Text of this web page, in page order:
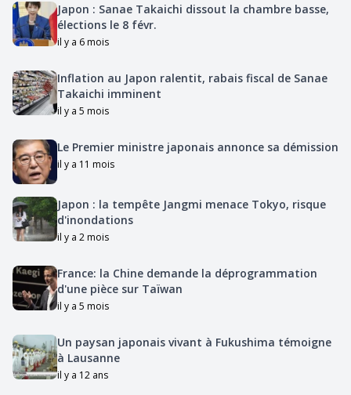
Japon : Sanae Takaichi dissout la chambre basse,
élections le 8 févr.
il y a 6 mois
Inflation au Japon ralentit, rabais fiscal de Sanae
Takaichi imminent
il y a 5 mois
Le Premier ministre japonais annonce sa démission
il y a 11 mois
Japon : la tempête Jangmi menace Tokyo, risque
d'inondations
il y a 2 mois
France: la Chine demande la déprogrammation
d'une pièce sur Taïwan
il y a 5 mois
Un paysan japonais vivant à Fukushima témoigne
à Lausanne
il y a 12 ans